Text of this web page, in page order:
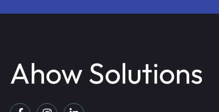
Ahow Solutions